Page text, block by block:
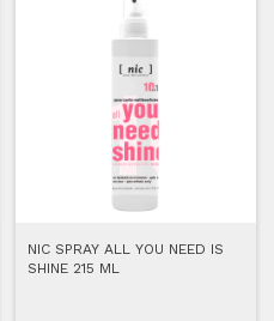
NIC SPRAY ALL YOU NEED IS
SHINE 215 ML